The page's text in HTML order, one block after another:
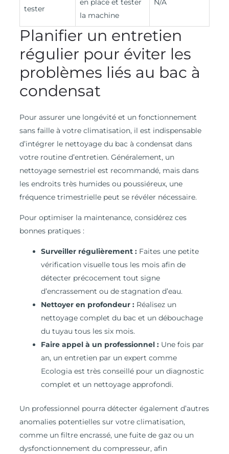
tester
en place et tester
la machine
N/A
Planifier un entretien
régulier pour éviter les
problèmes liés au bac à
condensat
Pour assurer une longévité et un fonctionnement
sans faille à votre climatisation, il est indispensable
d’intégrer le nettoyage du bac à condensat dans
votre routine d’entretien. Généralement, un
nettoyage semestriel est recommandé, mais dans
les endroits très humides ou poussiéreux, une
fréquence trimestrielle peut se révéler nécessaire.
Pour optimiser la maintenance, considérez ces
bonnes pratiques :
Surveiller régulièrement :Faites une petite
vérification visuelle tous les mois afin de
détecter précocement tout signe
d’encrassement ou de stagnation d’eau.
Nettoyer en profondeur :Réalisez un
nettoyage complet du bac et un débouchage
du tuyau tous les six mois.
Faire appel à un professionnel :Une fois par
an, un entretien par un expert comme
Ecologia est très conseillé pour un diagnostic
complet et un nettoyage approfondi.
Un professionnel pourra détecter également d’autres
anomalies potentielles sur votre climatisation,
comme un filtre encrassé, une fuite de gaz ou un
dysfonctionnement du compresseur, afin